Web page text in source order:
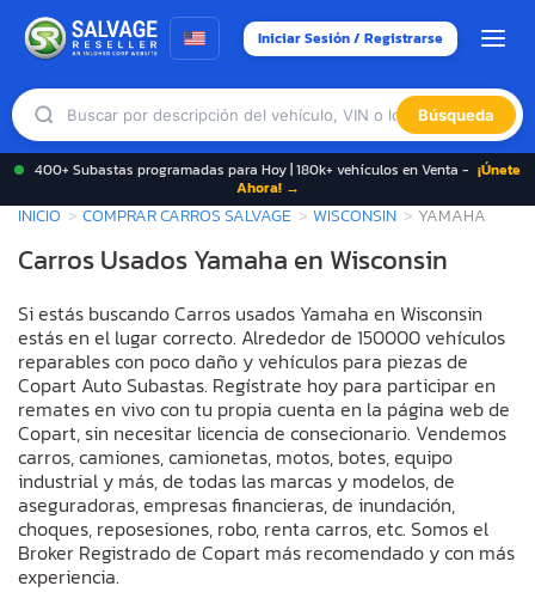
Iniciar Sesión / Registrarse
Búsqueda
400+ Subastas programadas para Hoy | 180k+ vehículos en Venta - ¡Únete
Ahora! →
INICIO COMPRAR CARROS SALVAGE WISCONSIN YAMAHA
Carros Usados Yamaha en Wisconsin
Si estás buscando Carros usados Yamaha en Wisconsin
estás en el lugar correcto. Alrededor de 150000 vehículos
reparables con poco daño y vehículos para piezas de
Copart Auto Subastas. Regístrate hoy para participar en
remates en vivo con tu propia cuenta en la página web de
Copart, sin necesitar licencia de consecionario. Vendemos
carros, camiones, camionetas, motos, botes, equipo
industrial y más, de todas las marcas y modelos, de
aseguradoras, empresas financieras, de inundación,
choques, reposesiones, robo, renta carros, etc. Somos el
Broker Registrado de Copart más recomendado y con más
experiencia.